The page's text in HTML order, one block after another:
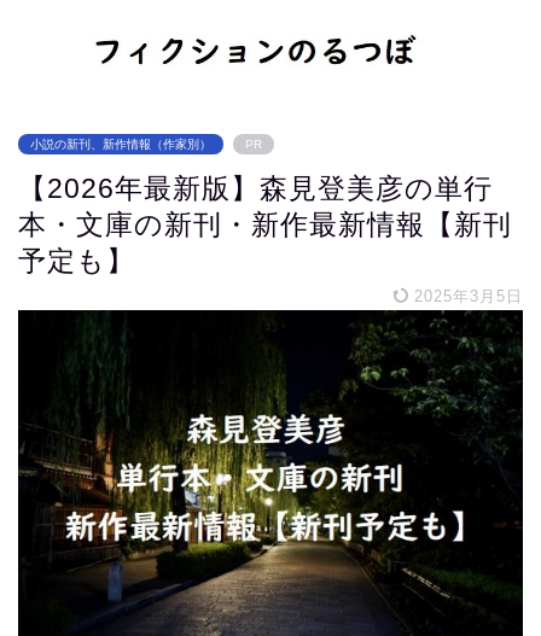
小説の新刊、新作情報（作家別） PR
【2026年最新版】森見登美彦の単行
本・文庫の新刊・新作最新情報【新刊
予定も】
2025年3月5日